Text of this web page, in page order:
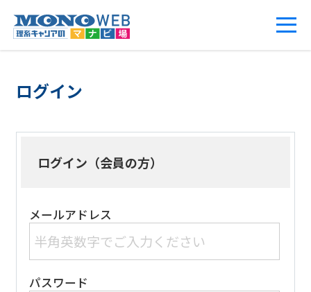
ログイン
ログイン（会員の方）
メールアドレス
パスワード